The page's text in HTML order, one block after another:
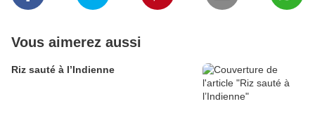
Vous aimerez aussi
Riz sauté à l’Indienne